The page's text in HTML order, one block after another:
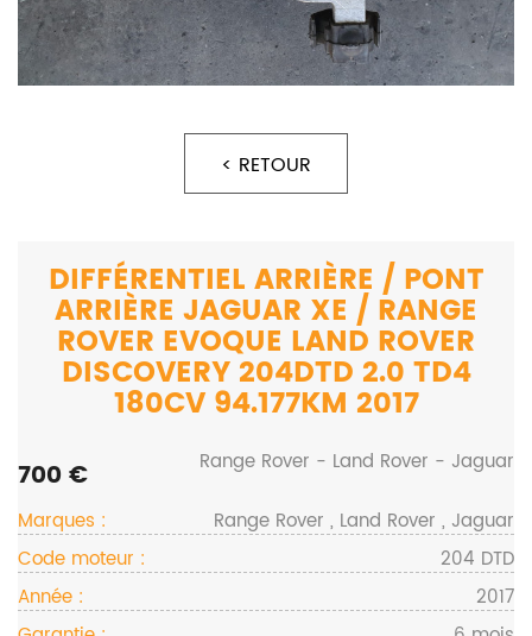
< RETOUR
DIFFÉRENTIEL ARRIÈRE / PONT
ARRIÈRE JAGUAR XE / RANGE
ROVER EVOQUE LAND ROVER
DISCOVERY 204DTD 2.0 TD4
180CV 94.177KM 2017
700 €
Range Rover - Land Rover - Jaguar
Marques :
Range Rover , Land Rover , Jaguar
Code moteur :
204 DTD
Année :
2017